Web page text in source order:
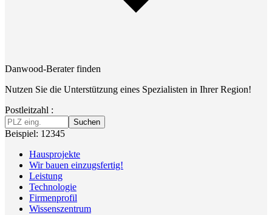
Danwood-Berater finden
Nutzen Sie die Unterstützung eines Spezialisten in Ihrer Region!
Postleitzahl :
Suchen
Beispiel: 12345
Hausprojekte
Wir bauen einzugsfertig!
Leistung
Technologie
Firmenprofil
Wissenszentrum